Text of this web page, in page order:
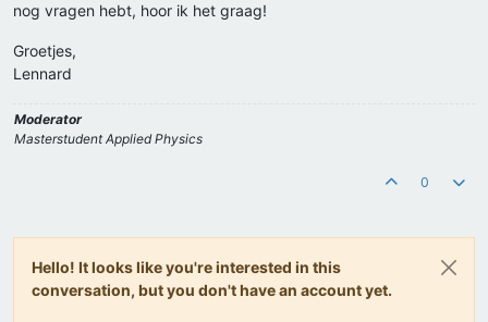
nog vragen hebt, hoor ik het graag!
Groetjes,
Lennard
Moderator
Masterstudent Applied Physics
0
Hello! It looks like you're interested in this
conversation, but you don't have an account yet.